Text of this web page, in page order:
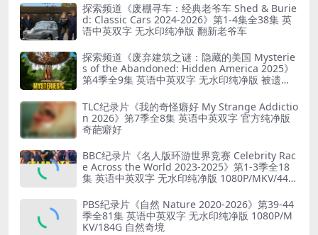
探索频道《废棚寻车：经典老爷车 Shed & Burie
d: Classic Cars 2024-2026》第1-4集全38集 英
语中英双字 无水印纯净版 翻新老爷车
探索频道《废弃建筑之谜：隐藏的美国 Mysterie
s of the Abandoned: Hidden America 2025》
第4季全9集 英语中英双字 无水印纯净版 被遗弃
TLC纪录片《我的奇怪癖好 My Strange Addictio
n 2026》第7季全8集 英语中英双字 官方纯净版
奇葩癖好
BBC纪录片《名人版环游世界竞赛 Celebrity Rac
e Across the World 2023-2025》第1-3季全18
集 英语中英双字 无水印纯净版 1080P/MKV/44.8
PBS纪录片《自然 Nature 2020-2026》第39-44
季全81集 英语中英双字 无水印纯净版 1080P/M
KV/184G 自然奇境